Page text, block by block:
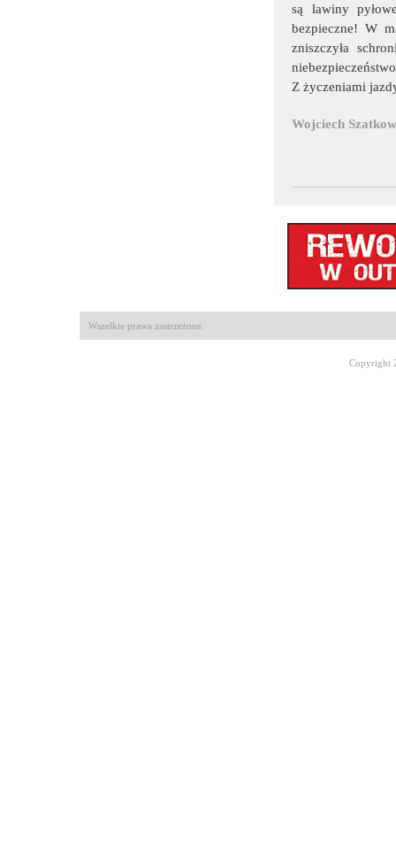
są lawiny
bezpieczne! W
zniszczyła
Z życzeniami
Wojciech
Wszelkie prawa zastrzeżone.
Copyright